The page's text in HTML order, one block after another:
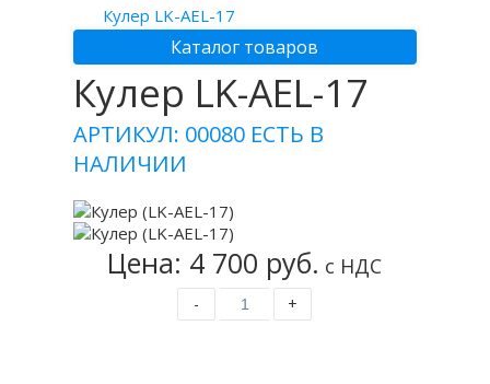
Кулер LK-AEL-17
Каталог товаров
Кулер LK-AEL-17
АРТИКУЛ: 00080 ЕСТЬ В
НАЛИЧИИ
Цена: 4 700 руб. с НДС
- +